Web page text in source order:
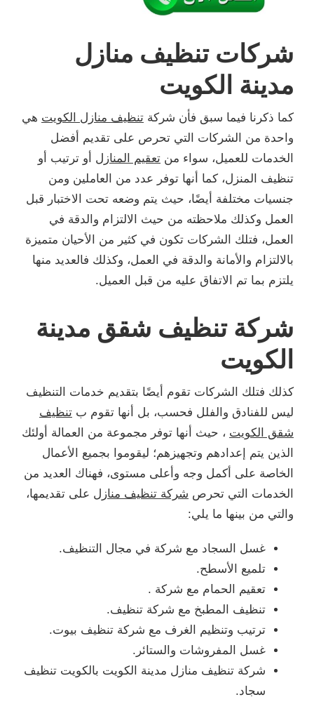
شركات تنظيف منازل
مدينة الكويت
كما ذكرنا فيما سبق فأن شركة تنظيف منازل الكويت هي
واحدة من الشركات التي تحرص على تقديم أفضل
الخدمات للعميل، سواء من تعقيم المنازل أو ترتيب أو
تنظيف المنزل، كما أنها توفر عدد من العاملين ومن
جنسيات مختلفة أيضًا، حيث يتم وضعه تحت الاختبار قبل
العمل وكذلك ملاحظته من حيث الالتزام والدقة في
العمل، فتلك الشركات تكون في كثير من الأحيان متميزة
بالالتزام والأمانة والدقة في العمل، وكذلك فالعديد منها
يلتزم بما تم الاتفاق عليه من قبل العميل.
شركة تنظيف شقق مدينة
الكويت
كذلك فتلك الشركات تقوم أيضًا بتقديم خدمات التنظيف
ليس للفنادق والفلل فحسب، بل أنها تقوم ب تنظيف
شقق الكويت ، حيث أنها توفر مجموعة من العمالة أولئك
الذين يتم إعدادهم وتجهيزهم؛ ليقوموا بجميع الأعمال
الخاصة على أكمل وجه وأعلى مستوى، فهناك العديد من
الخدمات التي تحرص شركة تنظيف منازل على تقديمها،
والتي من بينها ما يلي:
غسل السجاد مع شركة في مجال التنظيف.
تلميع الأسطح.
تعقيم الحمام مع شركة .
تنظيف المطبخ مع شركة تنظيف.
ترتيب وتنظيم الغرف مع شركة تنظيف بيوت.
غسل المفروشات والستائر.
شركة تنظيف منازل مدينة الكويت بالكويت تنظيف
سجاد.